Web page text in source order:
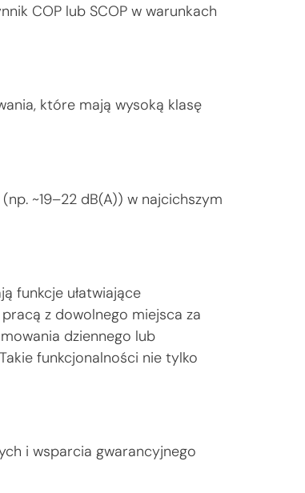
COP lub SCOP w warunkach
które mają wysoką klasę
~19–22 dB(A)) w najcichszym
funkcje ułatwiające
z dowolnego miejsca za
dziennego lub
funkcjonalności nie tylko
i wsparcia gwarancyjnego